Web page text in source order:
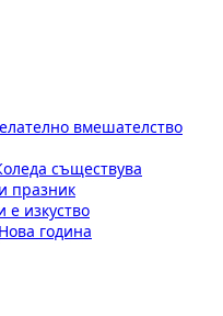
вмешателство
съществува
празник
е изкуство
година